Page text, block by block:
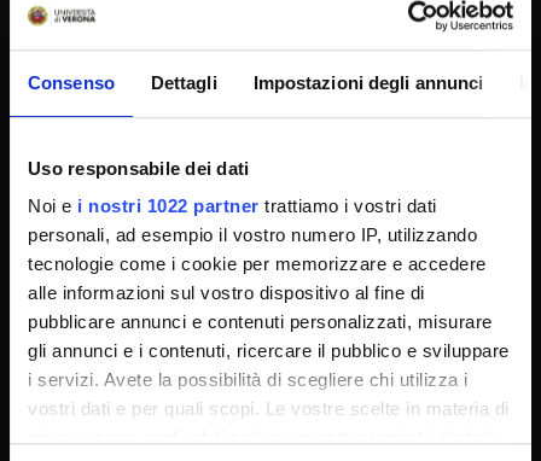
Consenso Dettagli Impostazioni degli annunci
Uso responsabile dei dati
Noi e i nostri 1022 partner trattiamo i vostri dati
personali, ad esempio il vostro numero IP, utilizzando
tecnologie come i cookie per memorizzare e accedere
alle informazioni sul vostro dispositivo al fine di
pubblicare annunci e contenuti personalizzati, misurare
gli annunci e i contenuti, ricercare il pubblico e sviluppare
i servizi. Avete la possibilità di scegliere chi utilizza i
vostri dati e per quali scopi. Le vostre scelte in materia di
UNIVERSITY SERVICES
Official University Register
Procurement
Notifications
Privacy policy
Cookie